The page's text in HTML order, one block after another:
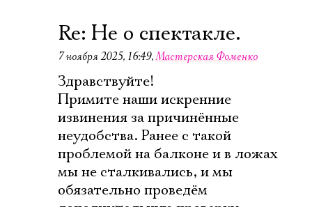
Re: Не о спектакле.
7 ноября 2025, 16:49,Мастерская Фоменко
Здравствуйте!
Примите наши искренние
извинения за причинённые
неудобства. Ранее с такой
проблемой на балконе и в ложах
мы не сталкивались, и мы
обязательно проведём